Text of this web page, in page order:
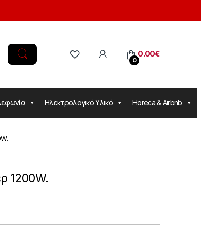
0
0.00€
Ηλεκτρολογικό Υλικό Horeca & Airbnb
1200W.